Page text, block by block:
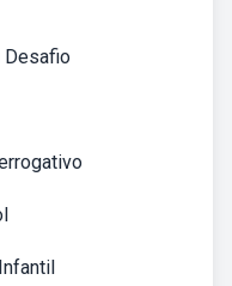
Desafio